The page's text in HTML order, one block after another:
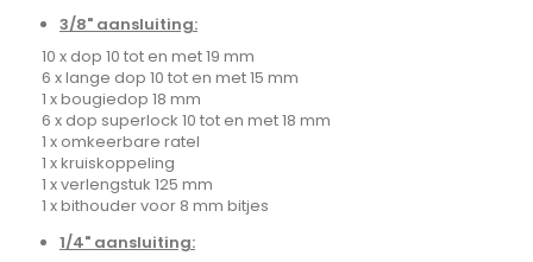
3/8" aansluiting:
10 x dop 10 tot en met 19 mm
6 x lange dop 10 tot en met 15 mm
1 x bougiedop 18 mm
6 x dop superlock 10 tot en met 18 mm
1 x omkeerbare ratel
1 x kruiskoppeling
1 x verlengstuk 125 mm
1 x bithouder voor 8 mm bitjes
1/4" aansluiting: